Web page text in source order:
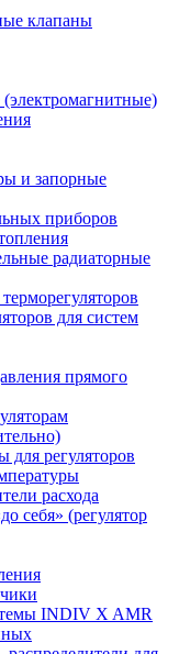
клапаны
и запорные
приборов
радиаторные
для систем
прямого
регуляторов
расхода
себя» (регулятор
INDIV X AMR